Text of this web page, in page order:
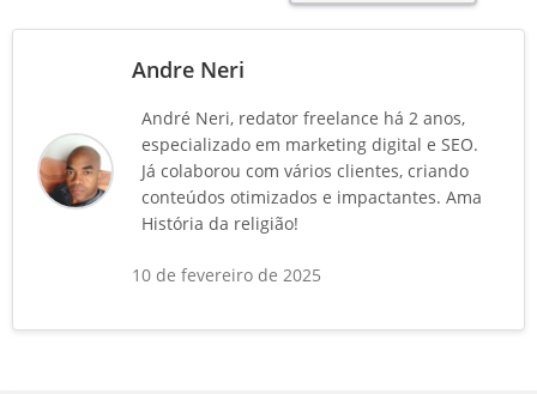
Andre Neri
André Neri, redator freelance há 2 anos,
especializado em marketing digital e SEO.
Já colaborou com vários clientes, criando
conteúdos otimizados e impactantes. Ama
História da religião!
10 de fevereiro de 2025